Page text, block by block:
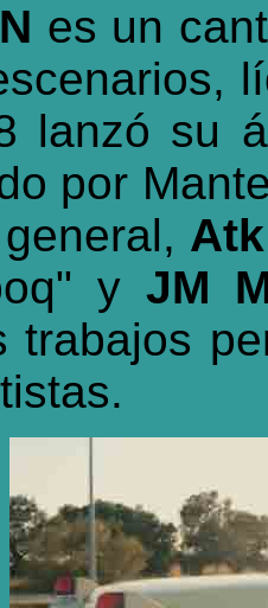
es un
lanzó su
por
yJM
trabajos